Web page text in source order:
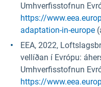
Umhverfisstofnun
https://
adaptation-in-europe
EEA, 2022,
vellíðan í Evrópu:
Umhverfisstofnun
https://